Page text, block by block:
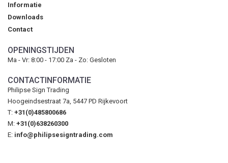
Informatie
Downloads
Contact
OPENINGSTIJDEN
Ma - Vr: 8:00 - 17:00 Za - Zo: Gesloten
CONTACTINFORMATIE
Philipse Sign Trading
Hoogeindsestraat 7a, 5447 PD Rijkevoort
T: +31(0)485800686
M: +31(0)638260300
E: info@philipsesigntrading.com